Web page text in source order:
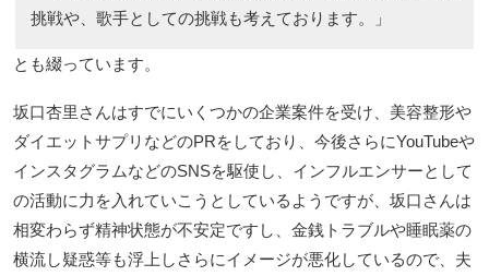
挑戦や、歌手としての挑戦も考えております。」
とも綴っています。
坂口杏里さんはすでにいくつかの企業案件を受け、美容整形や
ダイエットサプリなどのPRをしており、今後さらにYouTubeや
インスタグラムなどのSNSを駆使し、インフルエンサーとして
の活動に力を入れていこうとしているようですが、坂口さんは
相変わらず精神状態が不安定ですし、金銭トラブルや睡眠薬の
横流し疑惑等も浮上しさらにイメージが悪化しているので、夫